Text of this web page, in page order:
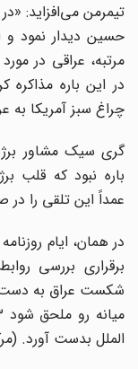
تیمرمن می‌افزاید:
حسین دیدار نمود و
مرتبه، عراقی در
در این باره مذاکره
چراغ سبز آمریکا به
گری سیک مشاور
باره نبود که قلب
عمداً این تلقی را در صدام
در همان، ایام
الملل بدست آورد. (مرکز